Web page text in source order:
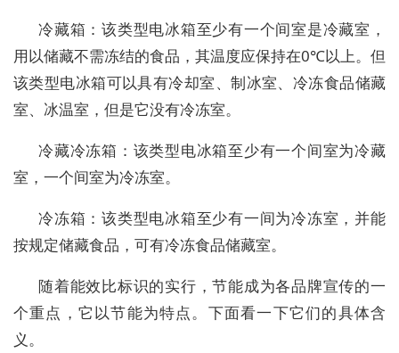
冷藏箱：该类型电冰箱至少有一个间室是冷藏室，
用以储藏不需冻结的食品，其温度应保持在0℃以上。但
该类型电冰箱可以具有冷却室、制冰室、冷冻食品储藏
室、冰温室，但是它没有冷冻室。
冷藏冷冻箱：该类型电冰箱至少有一个间室为冷藏
室，一个间室为冷冻室。
冷冻箱：该类型电冰箱至少有一间为冷冻室，并能
按规定储藏食品，可有冷冻食品储藏室。
随着能效比标识的实行，节能成为各品牌宣传的一
个重点，它以节能为特点。下面看一下它们的具体含
义。